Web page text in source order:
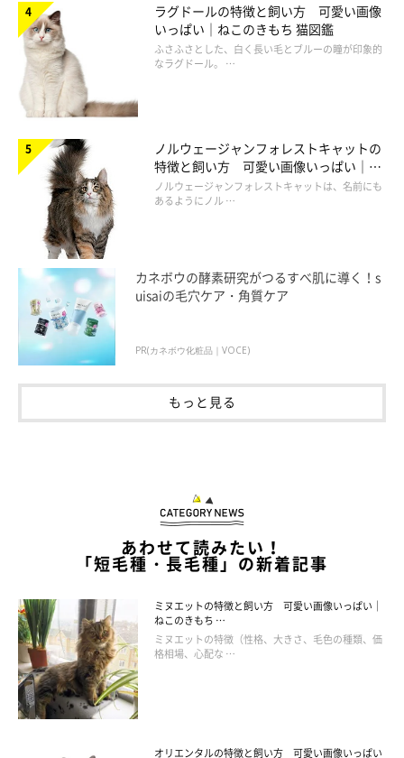
ラグドールの特徴と飼い方 可愛い画像
いっぱい｜ねこのきもち 猫図鑑
ふさふさとした、白く長い毛とブルーの瞳が印象的
なラグドール。 …
ノルウェージャンフォレストキャットの
特徴と飼い方 可愛い画像いっぱい｜ね
このきもち 猫図鑑
ノルウェージャンフォレストキャットは、名前にも
あるようにノル …
カネボウの酵素研究がつるすべ肌に導く！s
uisaiの毛穴ケア・角質ケア
PR(カネボウ化粧品｜VOCE)
もっと見る
あわせて読みたい！
「短毛種・長毛種」の新着記事
ミヌエットの特徴と飼い方 可愛い画像いっぱい｜
ねこのきもち …
ミヌエットの特徴（性格、大きさ、毛色の種類、価
格相場、心配な …
オリエンタルの特徴と飼い方 可愛い画像いっぱい